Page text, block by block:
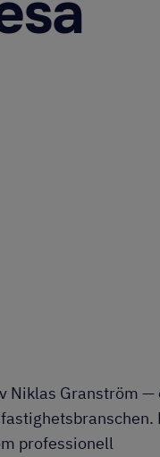
Niklas Granström —
professionell